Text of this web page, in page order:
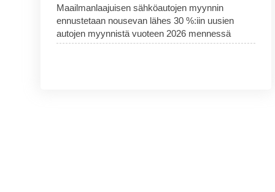
Maailmanlaajuisen sähköautojen myynnin
ennustetaan nousevan lähes 30 %:iin uusien
autojen myynnistä vuoteen 2026 mennessä